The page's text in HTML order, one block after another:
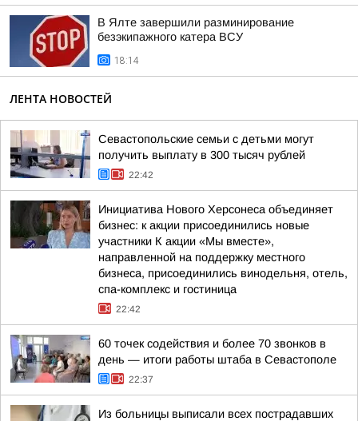
В Ялте завершили разминирование
безэкипажного катера ВСУ
18:14
ЛЕНТА НОВОСТЕЙ
Севастопольские семьи с детьми могут
получить выплату в 300 тысяч рублей
22:42
Инициатива Нового Херсонеса объединяет
бизнес: к акции присоединились новые
участники К акции «Мы вместе»,
направленной на поддержку местного
бизнеса, присоединились винодельня, отель,
спа-комплекс и гостиница
22:42
60 точек содействия и более 70 звонков в
день — итоги работы штаба в Севастополе
22:37
Из больницы выписали всех пострадавших